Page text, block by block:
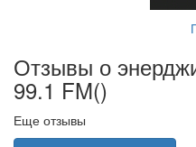
Отзывы о
99.1 FM()
Еще отзывы